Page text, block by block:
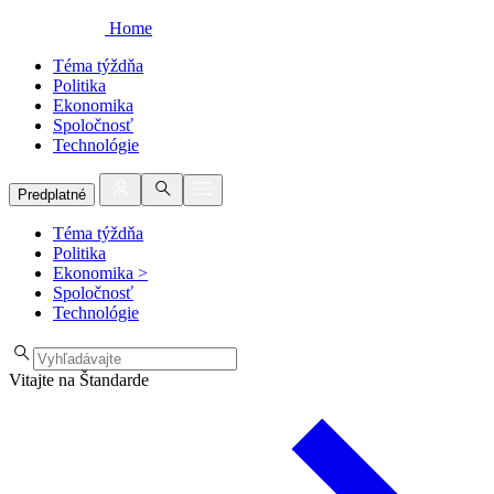
Home
Téma týždňa
Politika
Ekonomika
Spoločnosť
Technológie
Predplatné
Téma týždňa
Politika
Ekonomika >
Spoločnosť
Technológie
Vitajte na Štandarde